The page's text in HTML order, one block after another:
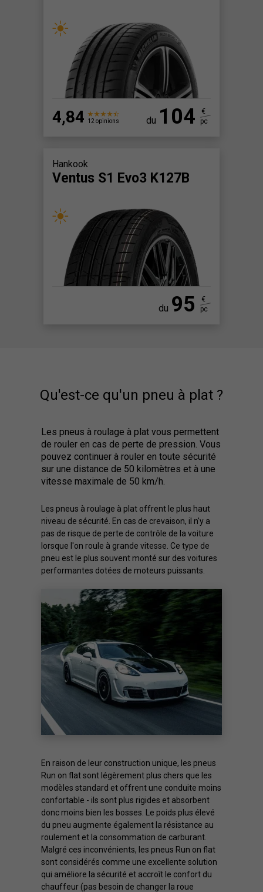
4,84 12 opinions du 104
€
pc
Hankook
Ventus S1 Evo3 K127B
du 95
€
pc
Qu'est-ce qu'un pneu à plat ?
Les pneus à roulage à plat vous permettent
de rouler en cas de perte de pression. Vous
pouvez continuer à rouler en toute sécurité
sur une distance de 50 kilomètres et à une
vitesse maximale de 50 km/h.
Les pneus à roulage à plat offrent le plus haut
niveau de sécurité. En cas de crevaison, il n'y a
pas de risque de perte de contrôle de la voiture
lorsque l'on roule à grande vitesse. Ce type de
pneu est le plus souvent monté sur des voitures
performantes dotées de moteurs puissants.
En raison de leur construction unique, les pneus
Run on flat sont légèrement plus chers que les
modèles standard et offrent une conduite moins
confortable - ils sont plus rigides et absorbent
donc moins bien les bosses. Le poids plus élevé
du pneu augmente également la résistance au
roulement et la consommation de carburant.
Malgré ces inconvénients, les pneus Run on flat
sont considérés comme une excellente solution
qui améliore la sécurité et accroît le confort du
chauffeur (pas besoin de changer la roue